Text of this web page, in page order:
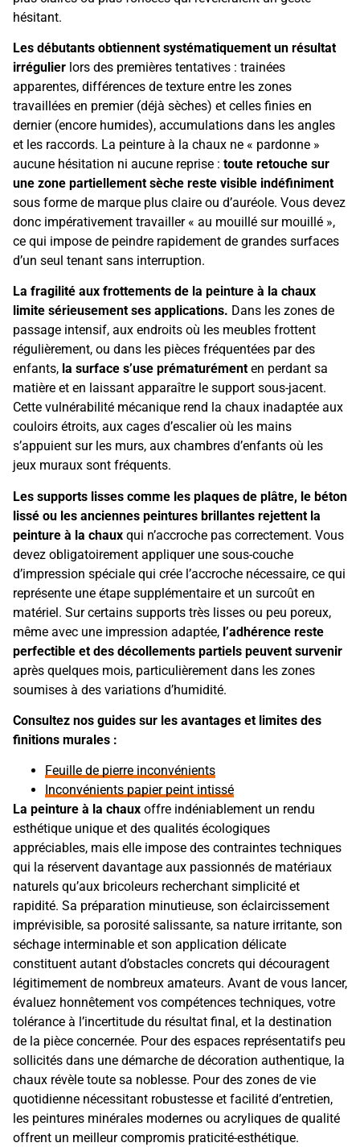
hésitant.
Les débutants obtiennent systématiquement un résultat
irrégulier lors des premières tentatives : trainées
apparentes, différences de texture entre les zones
travaillées en premier (déjà sèches) et celles finies en
dernier (encore humides), accumulations dans les angles
et les raccords. La peinture à la chaux ne « pardonne »
aucune hésitation ni aucune reprise : toute retouche sur
une zone partiellement sèche reste visible indéfiniment
sous forme de marque plus claire ou d’auréole. Vous devez
donc impérativement travailler « au mouillé sur mouillé »,
ce qui impose de peindre rapidement de grandes surfaces
d’un seul tenant sans interruption.
La fragilité aux frottements de la peinture à la chaux
limite sérieusement ses applications. Dans les zones de
passage intensif, aux endroits où les meubles frottent
régulièrement, ou dans les pièces fréquentées par des
enfants, la surface s’use prématurément en perdant sa
matière et en laissant apparaître le support sous-jacent.
Cette vulnérabilité mécanique rend la chaux inadaptée aux
couloirs étroits, aux cages d’escalier où les mains
s’appuient sur les murs, aux chambres d’enfants où les
jeux muraux sont fréquents.
Les supports lisses comme les plaques de plâtre, le béton
lissé ou les anciennes peintures brillantes rejettent la
peinture à la chaux qui n’accroche pas correctement. Vous
devez obligatoirement appliquer une sous-couche
d’impression spéciale qui crée l’accroche nécessaire, ce qui
représente une étape supplémentaire et un surcoût en
matériel. Sur certains supports très lisses ou peu poreux,
même avec une impression adaptée, l’adhérence reste
perfectible et des décollements partiels peuvent survenir
après quelques mois, particulièrement dans les zones
soumises à des variations d’humidité.
Consultez nos guides sur les avantages et limites des
finitions murales :
Feuille de pierre inconvénients
Inconvénients papier peint intissé
La peinture à la chaux offre indéniablement un rendu
esthétique unique et des qualités écologiques
appréciables, mais elle impose des contraintes techniques
qui la réservent davantage aux passionnés de matériaux
naturels qu’aux bricoleurs recherchant simplicité et
rapidité. Sa préparation minutieuse, son éclaircissement
imprévisible, sa porosité salissante, sa nature irritante, son
séchage interminable et son application délicate
constituent autant d’obstacles concrets qui découragent
légitimement de nombreux amateurs. Avant de vous lancer,
évaluez honnêtement vos compétences techniques, votre
tolérance à l’incertitude du résultat final, et la destination
de la pièce concernée. Pour des espaces représentatifs peu
sollicités dans une démarche de décoration authentique, la
chaux révèle toute sa noblesse. Pour des zones de vie
quotidienne nécessitant robustesse et facilité d’entretien,
les peintures minérales modernes ou acryliques de qualité
offrent un meilleur compromis praticité-esthétique.